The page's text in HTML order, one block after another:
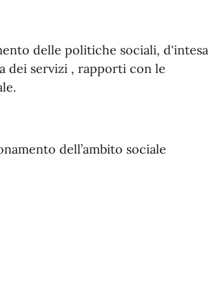
delle politiche sociali, d'intesa
dei servizi , rapporti con le
dell’ambito sociale